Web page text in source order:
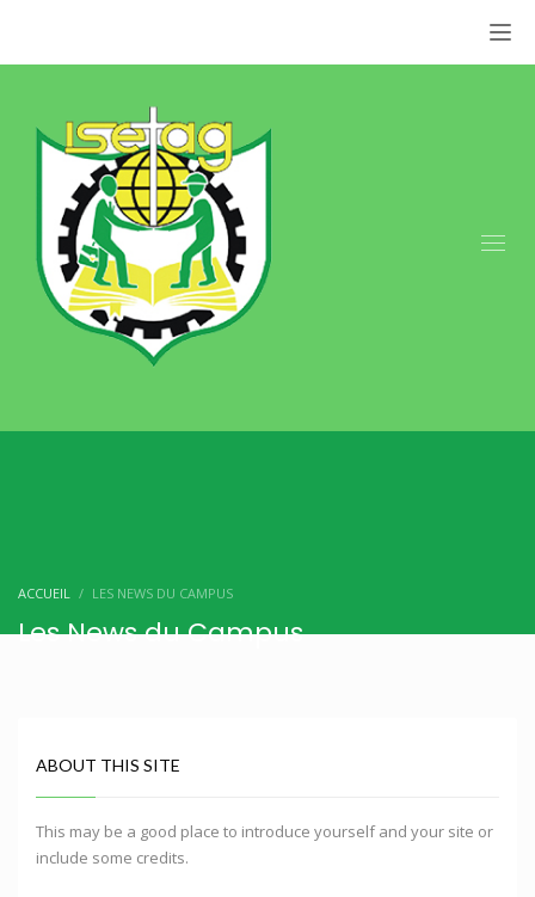
ACCUEIL LES NEWS DU CAMPUS
Les News du Campus
ABOUT THIS SITE
This may be a good place to introduce yourself and your site or
include some credits.